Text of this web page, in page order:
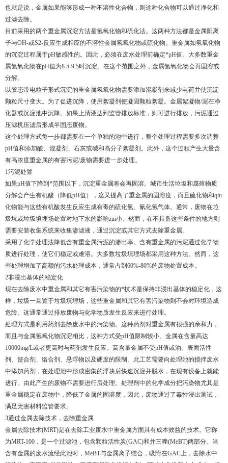
也就是说，金属如果能够形成一种不溶性化合物，则这种化合物可以通过净化和
过滤去除。
目前采用的两个重金属沉淀方法是氢氧化物和硫化法。这两种方法都是金属阳离
子与OH-或S2-反应生成相应的不溶性金属氢氧化物或硫化物。重金属如氢氧化物
的沉淀过程属于pH敏感性的。因此，必须在废水处理前确定*pH值。大多数重金
属氢氧化物在pH值为8.5-9.5时沉淀。在这个范围之外，金属氢氧化物会再固溶或
分解。
以胶态带电粒子形式沉淀的重金属氢氧化物需要添加混凝剂来减少电荷并使沉淀
颗粒尺寸变大。为了促进沉降，使用絮凝剂使凝固颗粒絮凝。金属絮凝物/泥在净
化器或沉淀池中沉降。如果上清液达到监管排放标准，则可进行排放，污泥通过
压滤机压滤后形成半固态废物。
这个处理方式每一步都需要在一个单独的池中进行，整个处理过程需要多次调整
pH值和添加酸、混凝剂、石灰或碱和高分子絮凝剂。此外，这个过程产生大量含
有高浓度重金属的有害污泥/废物需要进一步处理。
1污泥处置
如果pH值下降到*范围以下，沉淀重金属将会再固溶。城市生活垃圾和腐殖物质
分解会产生有机酸（降低pH值），这又提高了重金属的固溶度，而且硫化物和qin
化物能与这些有机酸发生反应生成有毒的硫化氢、氰化氢气体。通常，废物在垃
圾坑或垃圾填埋场处置对地下水的影响zui小。然而，在不具备这些条件的地方则
需要安装收集系统来收集渗滤液，通过沉淀或其它方式去除重金属。
采用了化学处理法降低含有重金属污泥的渗出率。含有重金属的污泥通过化学物
质进行处理，使它们稳定或难溶。大多数垃圾填埋场都采用这种方法。然而，这
些处理增加了高额的污水处理成本，通常占到60%-80%的废物处置成本。
2非浸出基体的稳定化
现在去除废水中重金属和其它有害污染物的*技术是保持非浸出基体的稳定化，这
样，垃圾一旦置于垃圾填埋场，这些重金属和其它有害污染物则不会对环境造成
危险。这通常通过排放废物与化学物质发生反应来进行处理。
处理方式是利用药剂去除废水中的污染物。这种药剂对重金属有很强的亲和力，
而且与金属氢氧化物沉淀相比，这种方式受pH值限制较小。金属在含量高达
10000mg/L或者更高时与药剂发生反应。高含量金属不受pH值或油、表面活性
剂、螯合剂、络合剂、悬浮物以及硬度的限制。此工艺需要向处理池的搅拌废水
中添加药剂，在处理池中形成密集的浮块后快速沉淀并脱水，在现有设备上就能
进行。由此产生的废物不需要进行后处理。处理剂中的化学成分把污染物尤其是
重金属稳定在废物中，降低了金属的固溶度，因此，废物通过了毒性浸出测试，
满足无害材料监管要求。
3通过金属去除技术，去除重金属
金属去除技术(MRT)是在去除工业废水中重金属方面具有成本效益的技术。它称
为MRT-100，是一个过滤池，包含颗粒活性炭(GAC)和并三唑(MeBT)两部分。当
含有金属的废水流经此池时，MeBT与金属离子结合，吸附在GAC上，去除水中